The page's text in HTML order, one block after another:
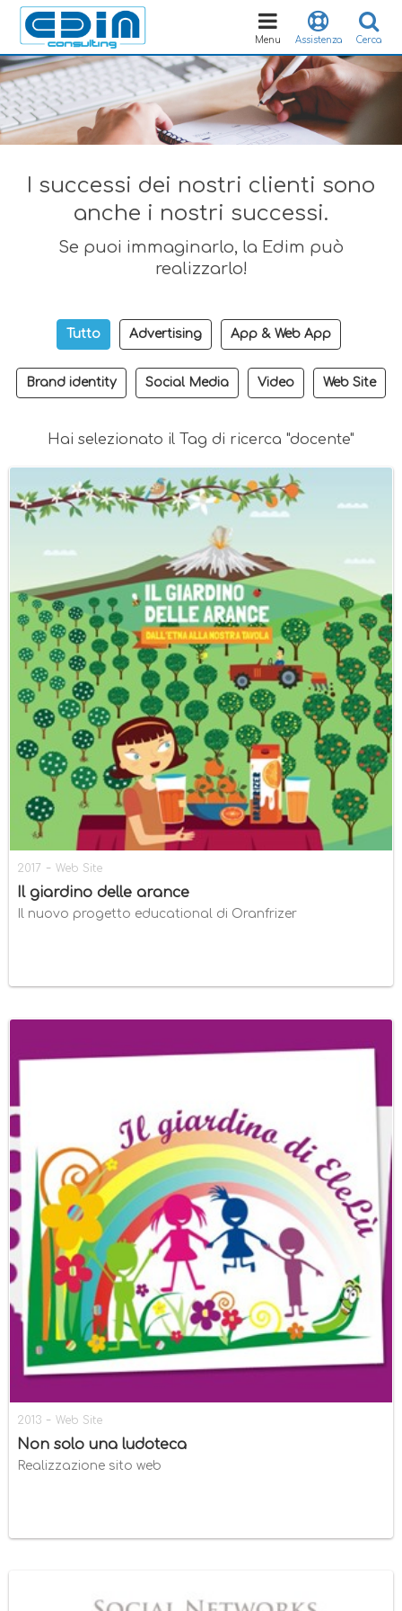
Cerca
Assistenza
Toggle
navigation
Menu
I successi dei nostri clienti sono
anche i nostri successi.
Se puoi immaginarlo, la Edim può
realizzarlo!
Tutto Advertising App & Web App
Brand identity Social Media Video Web Site
Hai selezionato il Tag di ricerca "docente"
2017 - Web Site
Il giardino delle arance
Il nuovo progetto educational di Oranfrizer
2013 - Web Site
Non solo una ludoteca
Realizzazione sito web